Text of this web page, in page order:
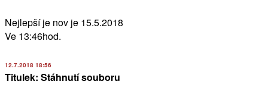
Nejlepší je nov je 15.5.2018
Ve 13:46hod.
12.7.2018 18:56
Titulek: Stáhnutí souboru